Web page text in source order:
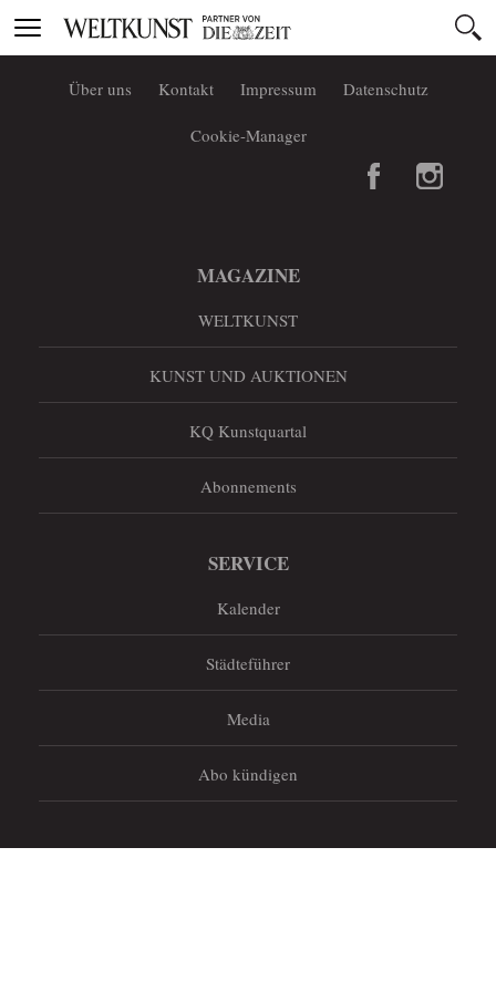
Toggle
navigation
Über uns Kontakt Impressum Datenschutz
Cookie-Manager
MAGAZINE
WELTKUNST
KUNST UND AUKTIONEN
KQ Kunstquartal
Abonnements
SERVICE
Kalender
Städteführer
Media
Abo kündigen